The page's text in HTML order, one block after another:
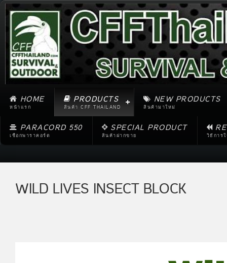
HOME
หน้าแรก
PRODUCTS
สินค้า CFF THAILAND
NEW PRODUCTS
สินค้ามาใหม่
PARACORD 550
เชือกพาราคอร์ด
SPECIAL PRODUCT
สินค้าฝากขาย วิธีการ
WILD LIVES INSECT BLOCK